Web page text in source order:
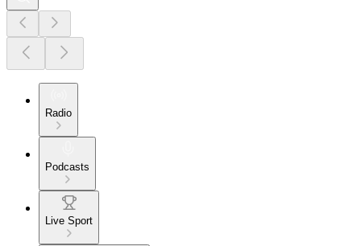
Radio
Podcasts
Live Sport